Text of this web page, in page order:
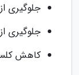
جلوگیری
جلوگیری
کاهش